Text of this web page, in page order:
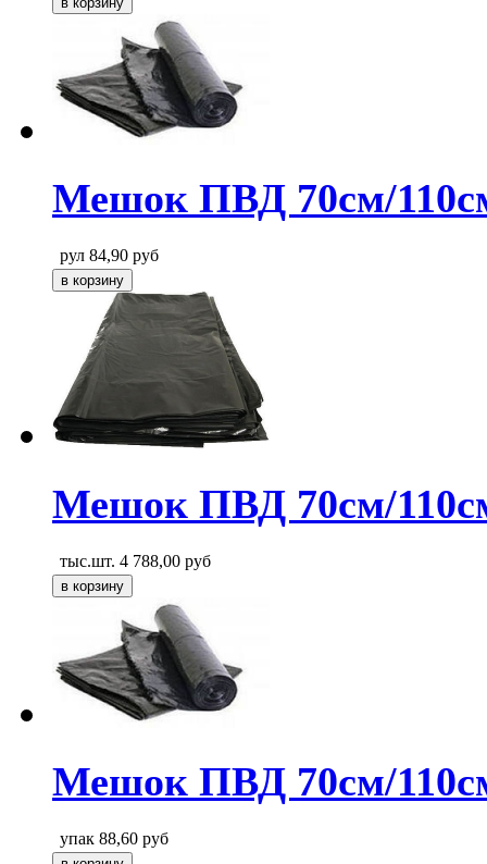
Мешок ПВД 70см/
рул 84,90 руб
Мешок ПВД 70см/
тыс.шт. 4 788,00 руб
Мешок ПВД 70см/
упак 88,60 руб